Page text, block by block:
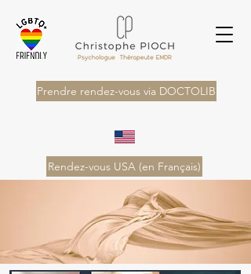
Prendre rendez-vous via DOCTOLIB
Rendez-vous USA (en Français)